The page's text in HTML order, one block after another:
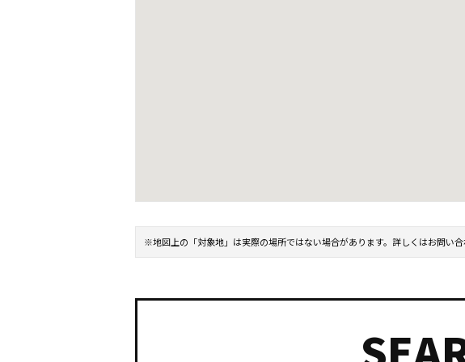
※地図上の「対象地」は実際の場所ではない場合があります。詳しくはお問い合